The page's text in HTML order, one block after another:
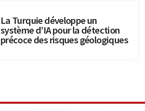
La Turquie développe un
système d’IA pour la détection
précoce des risques géologiques